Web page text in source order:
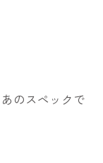
のスペックで